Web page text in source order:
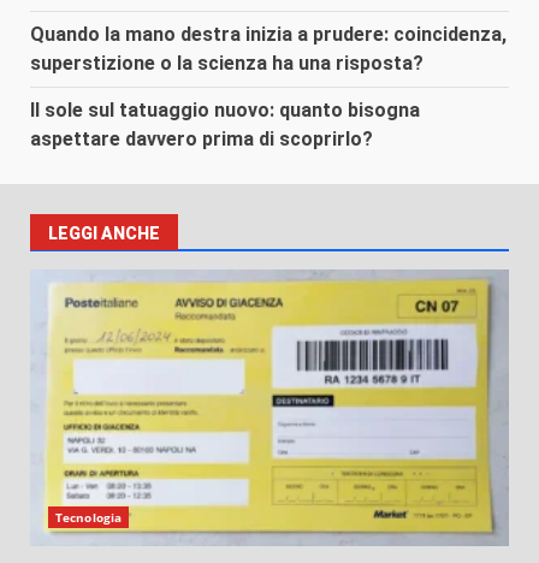
Quando la mano destra inizia a prudere: coincidenza,
superstizione o la scienza ha una risposta?
Il sole sul tatuaggio nuovo: quanto bisogna
aspettare davvero prima di scoprirlo?
LEGGI ANCHE
Tecnologia